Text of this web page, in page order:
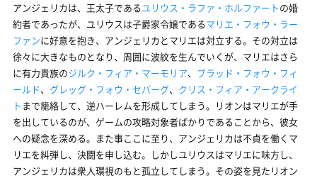
アンジェリカは、王太子であるユリウス・ラファ・ホルファートの婚
約者であったが、ユリウスは子爵家令嬢であるマリエ・フォウ・ラー
ファンに好意を抱き、アンジェリカとマリエは対立する。その対立は
徐々に大きなものとなり、周囲に波紋を生んでいくが、マリエはさら
に有力貴族のジルク・フィア・マーモリア、 ブラッド・フォウ・フィ
ールド、 グレッグ・フォウ・セバーグ、 クリス・フィア・アークライ
ト まで籠絡して、逆ハーレムを形成してしまう。リオンはマリエが手
を出しているのが、ゲームの攻略対象者ばかりであることから、彼女
への疑念を深める。また事ここに至り、アンジェリカは不貞を働くマ
リエを糾弾し、決闘を申し込む。しかしユリウスはマリエに味方し、
アンジェリカは衆人環視のもと孤立してしまう。その姿を見たリオン